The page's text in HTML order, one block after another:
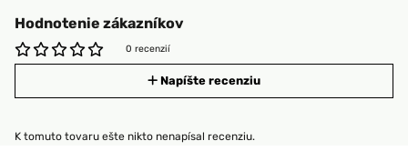
Hodnotenie zákazníkov
0 recenzií
Napíšte recenziu
K tomuto tovaru ešte nikto nenapísal recenziu.